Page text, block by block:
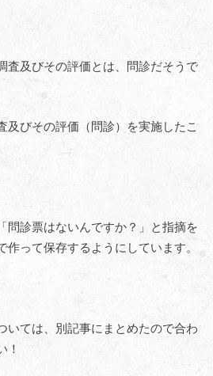
査及びその評価とは、問診だそうで
及びその評価（問診）を実施したこ
問診票はないんですか？」と指摘を
って保存するようにしています。
いては、別記事にまとめたので合わ
！